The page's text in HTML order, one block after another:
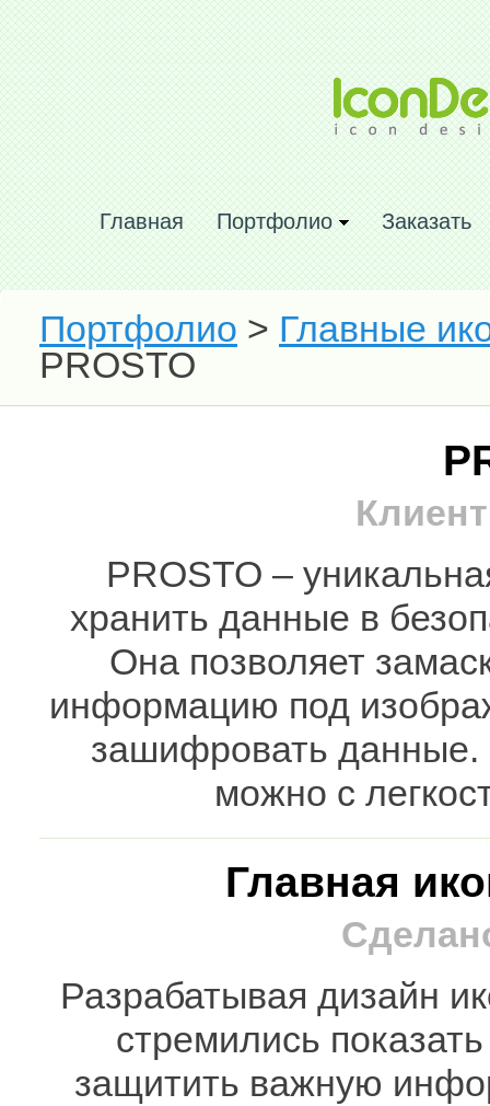
Главная Портфолио Заказать
Портфолио > Главные
PROSTO
PROSTO –
хранить данные в
Она позволяет
информацию под
зашифровать
можно с
Главная
Разрабатывая дизайн
стремились
защитить важную